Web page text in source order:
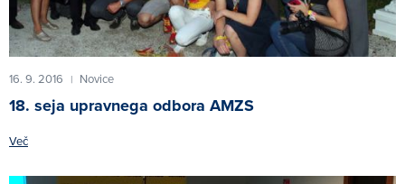
16. 9. 2016 | Novice
18. seja upravnega odbora AMZS
Več